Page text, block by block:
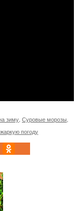
зиму Суровые морозы
погоду